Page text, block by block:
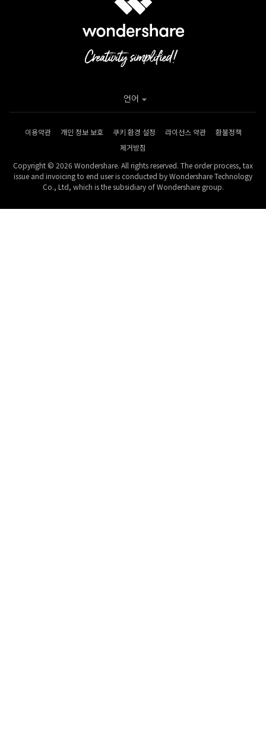
이용약관 개인 정보 보호 쿠키 환경 설정 라이선스 약관
환불정책
제거방침
Copyright © 2026 Wondershare. All rights reserved. The order process, tax
issue and invoicing to end user is conducted by Wondershare Technology
Co., Ltd, which is the subsidiary of Wondershare group.
언어